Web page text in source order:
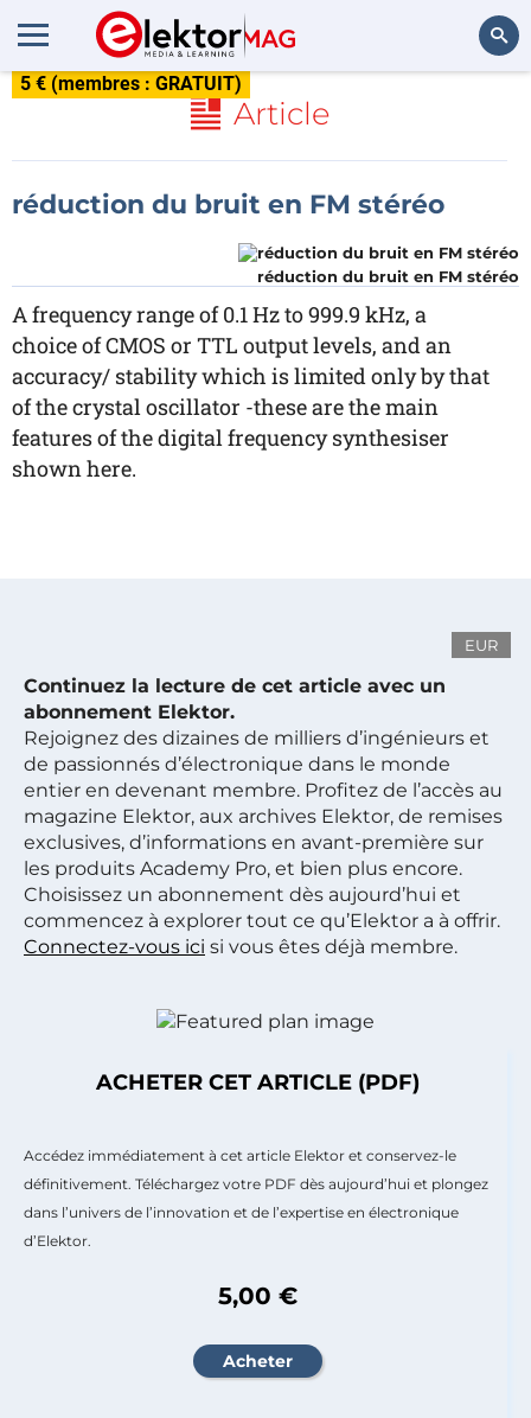
5 € (membres : GRATUIT)
Article
réduction du bruit en FM stéréo
réduction du bruit en FM stéréo
A frequency range of 0.1 Hz to 999.9 kHz, a
choice of CMOS or TTL output levels, and an
accuracy/ stability which is limited only by that
of the crystal oscillator -these are the main
features of the digital frequency synthesiser
shown here.
EUR
Continuez la lecture de cet article avec un
abonnement Elektor.
Rejoignez des dizaines de milliers d’ingénieurs et
de passionnés d’électronique dans le monde
entier en devenant membre. Profitez de l’accès au
magazine Elektor, aux archives Elektor, de remises
exclusives, d’informations en avant-première sur
les produits Academy Pro, et bien plus encore.
Choisissez un abonnement dès aujourd’hui et
commencez à explorer tout ce qu’Elektor a à offrir.
Connectez-vous ici si vous êtes déjà membre.
ACHETER CET ARTICLE (PDF)
Accédez immédiatement à cet article Elektor et conservez-le
définitivement. Téléchargez votre PDF dès aujourd’hui et plongez
dans l’univers de l’innovation et de l’expertise en électronique
d’Elektor.
5,00 €